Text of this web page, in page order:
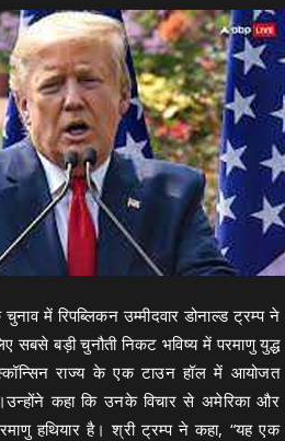
में रिपब्लिकन उम्मीदवार डोनाल्ड ट्रम्प ने
सबसे बड़ी चुनौती निकट भविष्य में परमाणु युद्ध
राज्य के एक टाउन हॉल में आयोजत
कहा कि उनके विचार से अमेरिका और
हथियार है। श्री ट्रम्प ने कहा, “यह एक